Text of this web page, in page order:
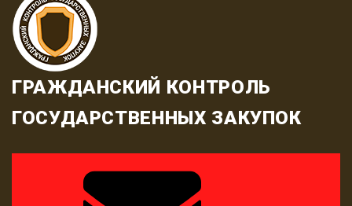
ГРАЖДАНСКИЙ КОНТРОЛЬ
ГОСУДАРСТВЕННЫХ ЗАКУПОК